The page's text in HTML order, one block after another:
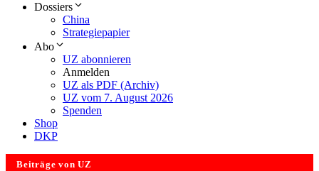
Dossiers
China
Strategiepapier
Abo
UZ abonnieren
Anmelden
UZ als PDF (Archiv)
UZ vom 7. August 2026
Spenden
Shop
DKP
Beiträge von UZ